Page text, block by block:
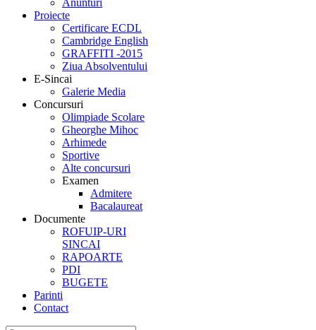
Anunturi
Proiecte
Certificare ECDL
Cambridge English
GRAFFITI -2015
Ziua Absolventului
E-Sincai
Galerie Media
Concursuri
Olimpiade Scolare
Gheorghe Mihoc
Arhimede
Sportive
Alte concursuri
Examen
Admitere
Bacalaureat
Documente
ROFUIP-URI
SINCAI
RAPOARTE
PDI
BUGETE
Parinti
Contact